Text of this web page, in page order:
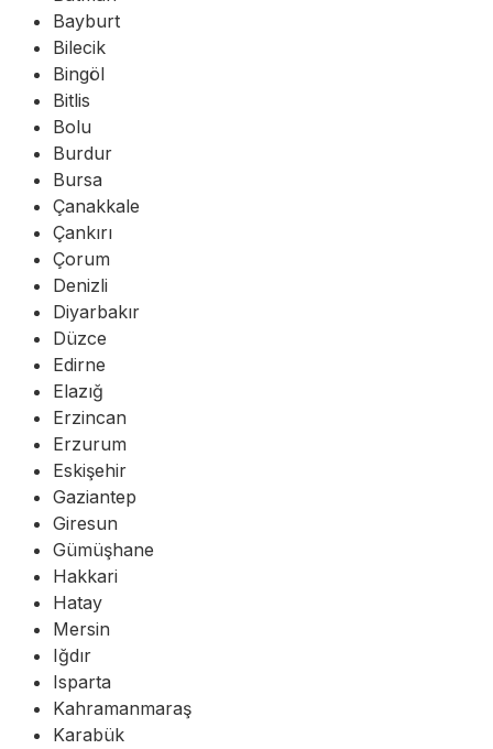
Bayburt
Bilecik
Bingöl
Bitlis
Bolu
Burdur
Bursa
Çanakkale
Çankırı
Çorum
Denizli
Diyarbakır
Düzce
Edirne
Elazığ
Erzincan
Erzurum
Eskişehir
Gaziantep
Giresun
Gümüşhane
Hakkari
Hatay
Mersin
Iğdır
Isparta
Kahramanmaraş
Karabük